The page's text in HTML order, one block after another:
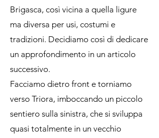
Brigasca, così vicina a quella ligure
ma diversa per usi, costumi e
tradizioni. Decidiamo così di dedicare
un approfondimento in un articolo
successivo.
Facciamo dietro front e torniamo
verso Triora, imboccando un piccolo
sentiero sulla sinistra, che si sviluppa
quasi totalmente in un vecchio